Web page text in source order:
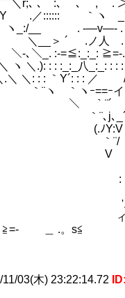
､ ､ :､ ､ , .
ヽ _´>´
. -―v―-
人ゝ. ｀
≧=-
_:_: : : : ゝ-
: : ／ / ./
ヽｰ==ｰイ
}ﾉ
､
Y:V
¨/
V
{
:
11/03(木) 23:22:14.72